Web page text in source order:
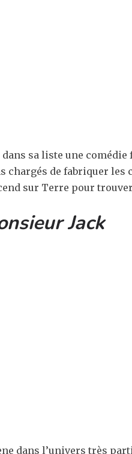
sa liste une
de fabriquer les
sur Terre pour
Jack
dans l’univers très